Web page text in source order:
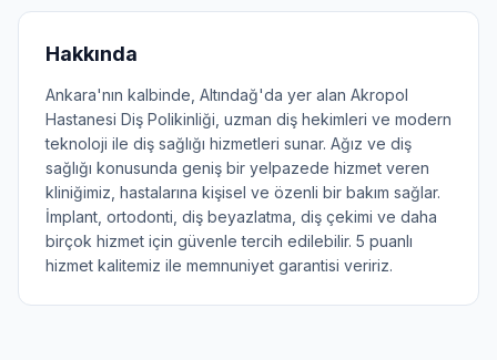
Hakkında
Ankara'nın kalbinde, Altındağ'da yer alan Akropol
Hastanesi Diş Polikinliği, uzman diş hekimleri ve modern
teknoloji ile diş sağlığı hizmetleri sunar. Ağız ve diş
sağlığı konusunda geniş bir yelpazede hizmet veren
kliniğimiz, hastalarına kişisel ve özenli bir bakım sağlar.
İmplant, ortodonti, diş beyazlatma, diş çekimi ve daha
birçok hizmet için güvenle tercih edilebilir. 5 puanlı
hizmet kalitemiz ile memnuniyet garantisi veririz.